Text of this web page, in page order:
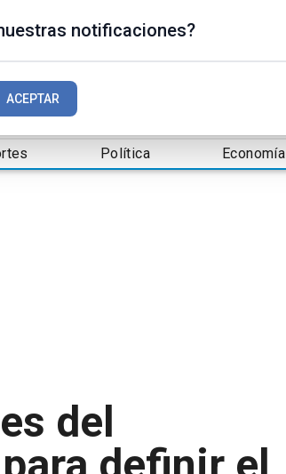
Política Economía
del
notificaciones?
ACEPTAR